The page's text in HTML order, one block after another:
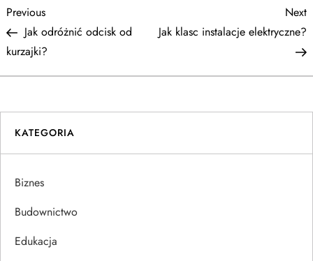
N
a
w
i
g
a
c
Previous
Post
Previous
Jak odróżnić odcisk od
kurzajki?
Next
Jak klasc instalacje elektryczne?
KATEGORIA
Biznes
Budownictwo
Edukacja